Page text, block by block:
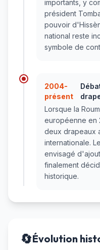
importants, y
président
pouvoir
national reste
symbole de
2004-
présent
Lorsque la
européenne en
deux drapeaux
internationale.
envisagé
finalement
historique.
🔄Évolution